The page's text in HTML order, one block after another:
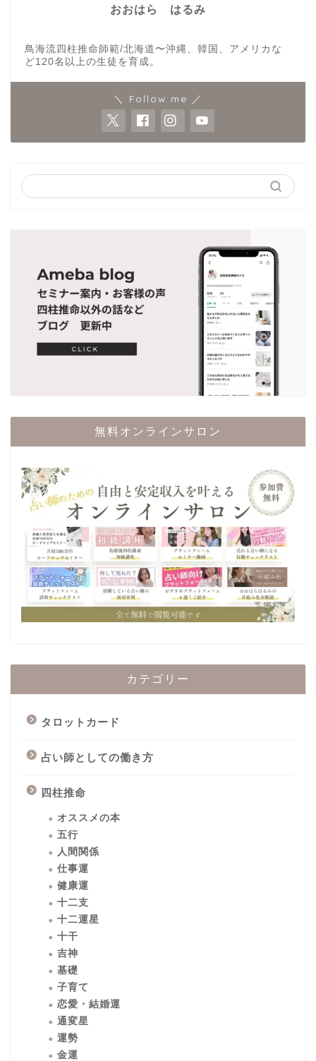
おおはら はるみ
鳥海流四柱推命師範/北海道〜沖縄、韓国、アメリカな
ど120名以上の生徒を育成。
＼ Follow me ／
無料オンラインサロン
カテゴリー
タロットカード
占い師としての働き方
四柱推命
オススメの本
五行
人間関係
仕事運
健康運
十二支
十二運星
十干
吉神
基礎
子育て
恋愛・結婚運
通変星
運勢
金運